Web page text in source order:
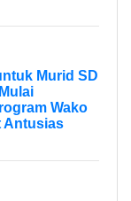
Murid SD
Wako
Antusias